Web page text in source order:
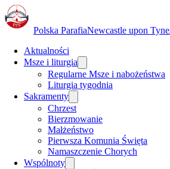
Polska ParafiaNewcastle upon Tyne
Aktualności
Msze i liturgia
Regularne Msze i nabożeństwa
Liturgia tygodnia
Sakramenty
Chrzest
Bierzmowanie
Małżeństwo
Pierwsza Komunia Święta
Namaszczenie Chorych
Wspólnoty